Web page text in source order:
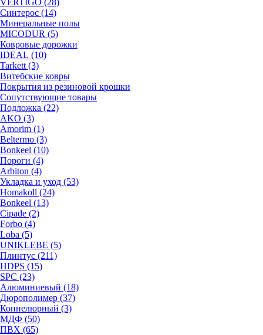
VERTIGO (28)
Синтерос (14)
Минеральные полы
MICODUR (5)
Ковровые дорожки
IDEAL (10)
Tarkett (3)
Витебские ковры
Покрытия из резиновой крошки
Сопутствующие товары
Подложка (22)
AKO (3)
Amorim (1)
Beltermo (3)
Bonkeel (10)
Пороги (4)
Arbiton (4)
Укладка и уход (53)
Homakoll (24)
Bonkeel (13)
Cipade (2)
Forbo (4)
Loba (5)
UNIKLEBE (5)
Плинтус (211)
HDPS (15)
SPC (23)
Алюминиевый (18)
Дюрополимер (37)
Коннелюрный (3)
МДФ (50)
ПВХ (65)